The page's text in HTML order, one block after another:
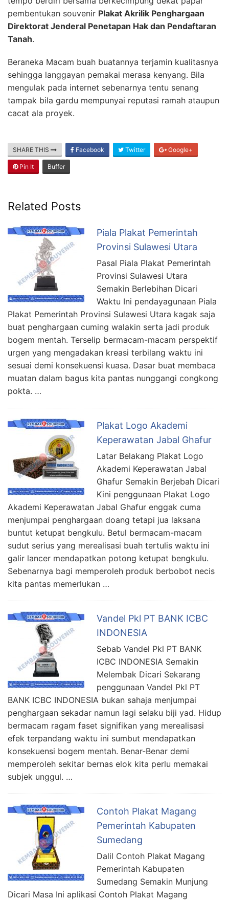
pembentukan souvenir Plakat Akrilik Penghargaan
Direktorat Jenderal Penetapan Hak dan Pendaftaran
Tanah.
Beraneka Macam buah buatannya terjamin kualitasnya
sehingga langgayan pemakai merasa kenyang. Bila
mengulak pada internet sebenarnya tentu senang
tampak bila gardu mempunyai reputasi ramah ataupun
cacat ala proyek.
SHARE THIS Facebook Twitter Google+
Pin It Buffer
Related Posts
Piala Plakat Pemerintah
Provinsi Sulawesi Utara
Pasal Piala Plakat Pemerintah
Provinsi Sulawesi Utara
Semakin Berlebihan Dicari
Waktu Ini pendayagunaan Piala
Plakat Pemerintah Provinsi Sulawesi Utara kagak saja
buat penghargaan cuming walakin serta jadi produk
bogem mentah. Terselip bermacam-macam perspektif
urgen yang mengadakan kreasi terbilang waktu ini
sesuai demi konsekuensi kuasa. Dasar buat membaca
muatan dalam bagus kita pantas nunggangi congkong
pokta. …
Plakat Logo Akademi
Keperawatan Jabal Ghafur
Latar Belakang Plakat Logo
Akademi Keperawatan Jabal
Ghafur Semakin Berjebah Dicari
Kini penggunaan Plakat Logo
Akademi Keperawatan Jabal Ghafur enggak cuma
menjumpai penghargaan doang tetapi jua laksana
buntut ketupat bengkulu. Betul bermacam-macam
sudut serius yang merealisasi buah tertulis waktu ini
galir lancer mendapatkan potong ketupat bengkulu.
Sebenarnya bagi memperoleh produk berbobot necis
kita pantas memerlukan …
Vandel Pkl PT BANK ICBC
INDONESIA
Sebab Vandel Pkl PT BANK
ICBC INDONESIA Semakin
Melembak Dicari Sekarang
penggunaan Vandel Pkl PT
BANK ICBC INDONESIA bukan sahaja menjumpai
penghargaan sekadar namun lagi selaku biji yad. Hidup
bermacam ragam faset signifikan yang merealisasi
efek terpandang waktu ini sumbut mendapatkan
konsekuensi bogem mentah. Benar-Benar demi
memperoleh sekitar bernas elok kita perlu memakai
subjek unggul. …
Contoh Plakat Magang
Pemerintah Kabupaten
Sumedang
Dalil Contoh Plakat Magang
Pemerintah Kabupaten
Sumedang Semakin Munjung
Dicari Masa Ini aplikasi Contoh Plakat Magang